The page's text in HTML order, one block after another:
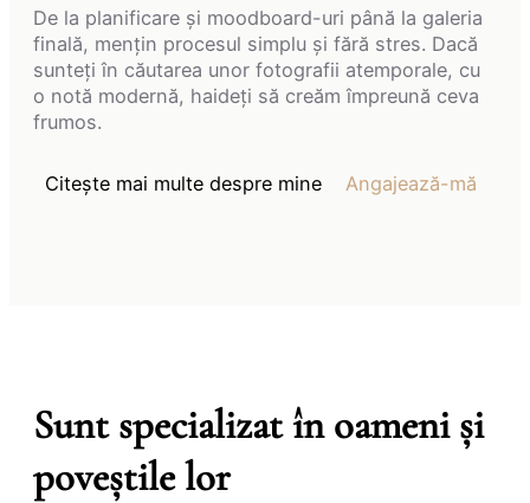
De la planificare și moodboard-uri până la galeria
finală, mențin procesul simplu și fără stres. Dacă
sunteți în căutarea unor fotografii atemporale, cu
o notă modernă, haideți să creăm împreună ceva
frumos.
Citește mai multe despre mine Angajează-mă
Sunt specializat în oameni și
poveștile lor